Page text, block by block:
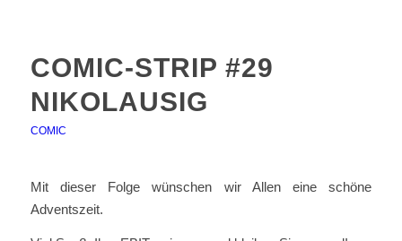
COMIC-STRIP #29
NIKOLAUSIG
COMIC
Mit dieser Folge wünschen wir Allen eine schöne
Adventszeit.